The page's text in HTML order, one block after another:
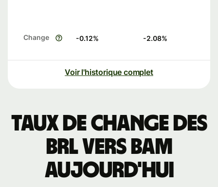
Change -0.12% -2.08%
Voir l'historique complet
Taux de change des
BRL vers BAM
aujourd'hui